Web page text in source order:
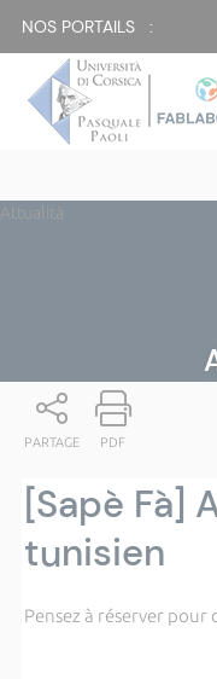
NOS PORTAILS :
Attualità
PARTAGE PDF
[Sapè Fà]
tunisien
Pensez à réserver